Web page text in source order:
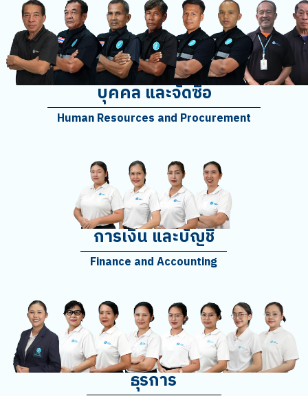
บุคคล และจัดซื้อ
Human Resources and Procurement
การเงิน และบัญชี
Finance and Accounting
ธุรการ